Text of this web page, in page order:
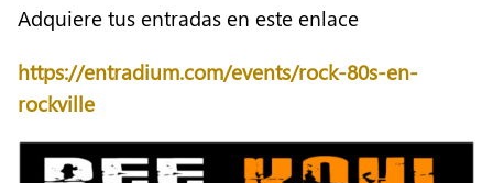
Adquiere tus entradas en este enlace
https://entradium.com/events/rock-80s-en-
rockville